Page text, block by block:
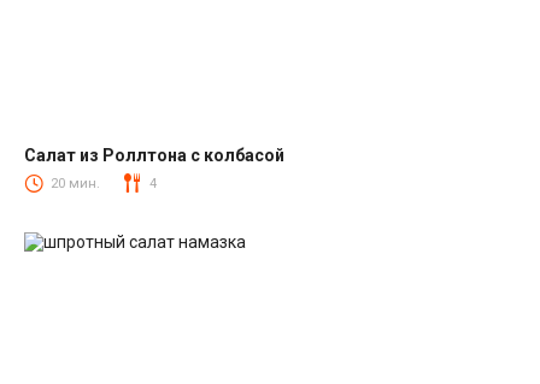
Салаты с колбасой
Салат из Роллтона с колбасой
20 мин. 4